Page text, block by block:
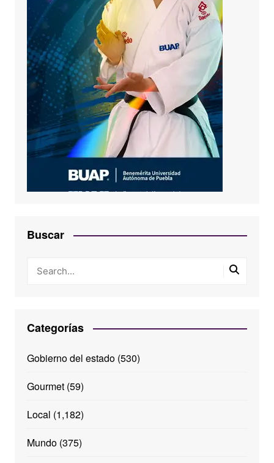
Buscar
Categorías
Gobierno del estado(530)
Gourmet(59)
Local (1,182)
Mundo(375)